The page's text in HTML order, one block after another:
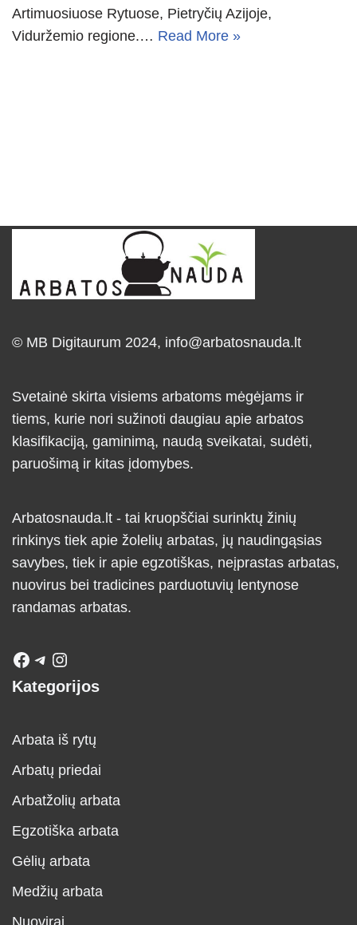
Artimuosiuose Rytuose, Pietryčių Azijoje,
Viduržemio regione.… Read More »
© MB Digitaurum 2024, info@arbatosnauda.lt
Svetainė skirta visiems arbatoms mėgėjams ir
tiems, kurie nori sužinoti daugiau apie arbatos
klasifikaciją, gaminimą, naudą sveikatai, sudėti,
paruošimą ir kitas įdomybes.
Arbatosnauda.lt - tai kruopščiai surinktų žinių
rinkinys tiek apie žolelių arbatas, jų naudingąsias
savybes, tiek ir apie egzotiškas, neįprastas arbatas,
nuovirus bei tradicines parduotuvių lentynose
randamas arbatas.
Kategorijos
Arbata iš rytų
Arbatų priedai
Arbatžolių arbata
Egzotiška arbata
Gėlių arbata
Medžių arbata
Nuovirai